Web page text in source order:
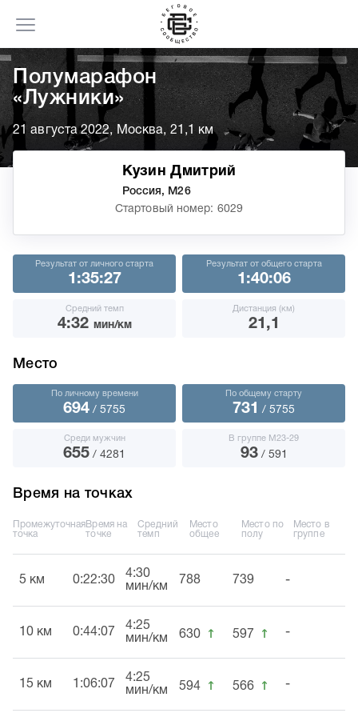
Полумарафон
«Лужники»
21 августа 2022, Москва, 21,1 км
Кузин Дмитрий
Россия, М26
Стартовый номер: 6029
Результат от личного старта
1:35:27
Результат от общего старта
1:40:06
Средний темп
4:32 мин/км
Дистанция (км)
21,1
Место
По личному времени
694 / 5755
По общему старту
731 / 5755
Среди мужчин
655 / 4281
В группе М23-29
93/ 591
Время на точках
Промежуточная
точка
Время на
точке
Средний
темп
Место
общее
Место по
полу
Место в
группе
5 км 0:22:30
4:30
мин/км
788 739 -
10 км 0:44:07
4:25
мин/км
630 ↑ 597 ↑ -
15 км 1:06:07
4:25
мин/км
594 ↑ 566 ↑ -